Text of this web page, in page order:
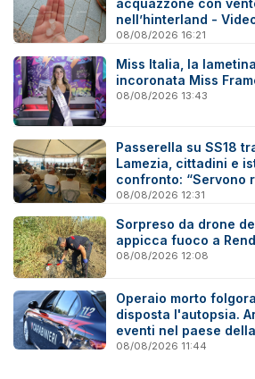
acquazzone con
nell’hinterland -
08/08/2026 16:21
Miss Italia, la
incoronata Miss
08/08/2026 13:43
Passerella su SS18
Lamezia, cittadini e
confronto: “Servono
certi”
08/08/2026 12:31
Sorpreso da drone
appicca fuoco a
08/08/2026 12:08
Operaio morto
disposta l'autopsia.
eventi nel paese
08/08/2026 11:44